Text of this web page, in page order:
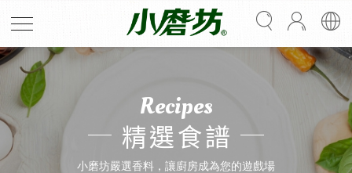
Recipes
精選食譜
小磨坊嚴選香料，讓廚房成為您的遊戲場